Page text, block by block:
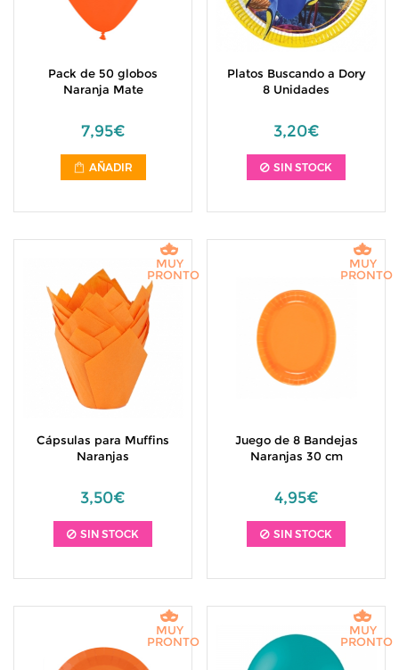
Pack de 50 globos
Naranja Mate
7,95€
AÑADIR
Platos Buscando a Dory
8 Unidades
3,20€
SIN STOCK
Cápsulas para Muffins
Naranjas
3,50€
SIN STOCK
MUY
PRONTO
Juego de 8 Bandejas
Naranjas 30 cm
4,95€
SIN STOCK
MUY
PRONTO
MUY
PRONTO
MUY
PRONTO